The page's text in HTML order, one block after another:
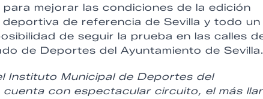
mejorar las condiciones de la edición
de referencia de Sevilla y todo un
de seguir la prueba en las calles
de Deportes del Ayuntamiento de Sevilla.
Instituto Municipal de Deportes del
con espectacular circuito, el más